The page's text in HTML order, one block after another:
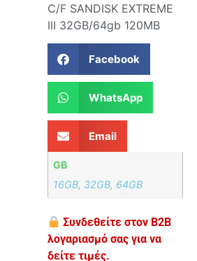
C/F SANDISK EXTREME
III 32GB/64gb 120MB
Facebook
WhatsApp
Email
GB
16GB, 32GB, 64GB
Συνδεθείτε στον B2B
λογαριασμό σας για να
δείτε τιμές.